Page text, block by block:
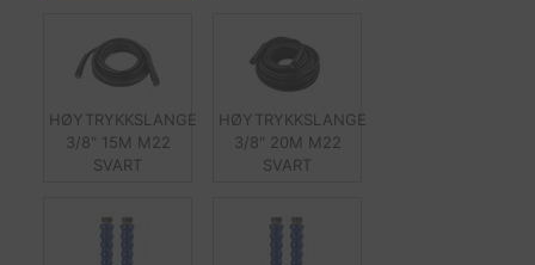
HØYTRYKKSLANGE
3/8" 15M M22
SVART
HØYTRYKKSLANGE
3/8" 20M M22
SVART